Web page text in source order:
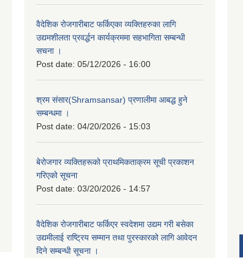
वैदेशिक रोजगारीबाट फर्किएका व्यक्तिहरुका लागि
उद्यमशीलता प्रवर्द्धन कार्यक्रममा सहभागिता सम्बन्धी
सचना ।
Post date: 05/12/2026 - 16:00
श्रम संसार(Shramsansar) प्रणालीमा आबद्ध हुने
सम्बन्धमा ।
Post date: 04/20/2026 - 15:03
बेरोजगार व्यक्तिहरूको प्राथमिकताक्रम सूची प्रकाशन
गरिएको सूचना
Post date: 03/20/2026 - 14:57
वैदेशिक रोजगारीबाट फर्किएर स्वदेशमा उद्यम गरी बसेका
उद्यमीलाई राष्ट्रिय सम्मान तथा पुरस्कारको लागि आवेदन
दिने सम्बन्धी सूचना ।